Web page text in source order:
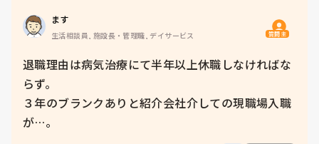
ます
生活相談員, 施設長・管理職, デイサービス 質問主
退職理由は病気治療にて半年以上休職しなければな
らず。
３年のブランクありと紹介会社介しての現職場入職